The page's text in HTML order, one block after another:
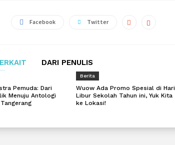
Facebook Twitter
DARI PENULIS
Pemuda: Dari
Menuju Antologi
Berita
Wuow Ada Promo Spesial di Hari
Libur Sekolah Tahun ini, Yuk Kita
ke Lokasi!